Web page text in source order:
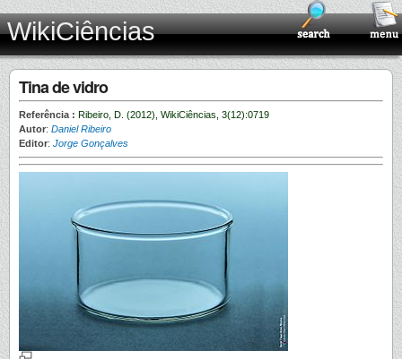
WikiCiências
Tina de vidro
Referência : Ribeiro, D. (2012), WikiCiências, 3(12):0719
Autor: Daniel Ribeiro
Editor: Jorge Gonçalves